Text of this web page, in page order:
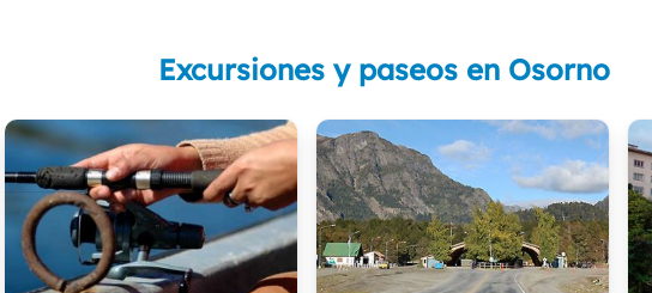
Excursiones y paseos en Osorno